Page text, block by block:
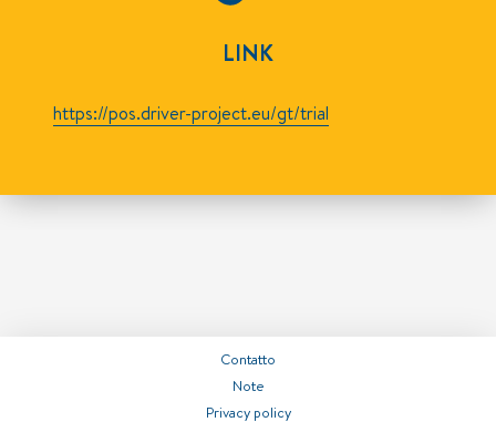
LINK
https://pos.driver-project.eu/gt/trial
Contatto
Note
Privacy policy